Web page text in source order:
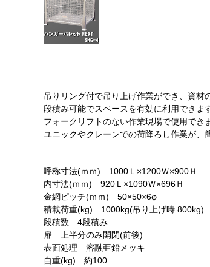
吊りリング付で吊り上げ作業ができ、資材
段積み可能でスペースを有効に利用できます
フォークリフトのない作業現場で使用でき
ユニックやクレーンでの荷降ろし作業が、
呼称寸法(ｍｍ) 1000Ｌ×1200Ｗ×900Ｈ
内寸法(ｍｍ) 920Ｌ×1090Ｗ×696Ｈ
金網ピッチ(ｍｍ) 50×50×6φ
積載荷重(kg) 1000kg(吊り上げ時 800kg)
段積数 4段積み
扉 上半分のみ開閉(前後)
表面処理 溶融亜鉛メッキ
自重(kg) 約100